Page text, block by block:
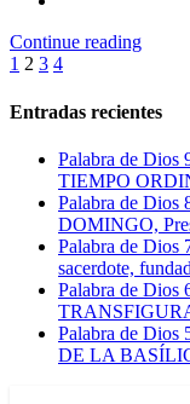
Continue reading
Paginación
de
1 2 3 4
Entradas recientes
Palabra de
TIEMPO
Palabra de Dios
DOMINGO,
Palabra de Dios
sacerdote,
Palabra de Dios
Palabra de
DE LA